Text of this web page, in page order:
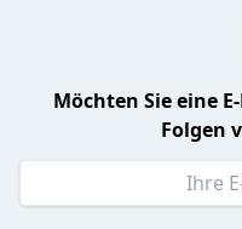
Möchten Sie eine
Folgen